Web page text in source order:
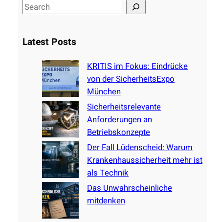
S
e
r
Latest Posts
KRITIS im Fokus: Eindrücke
von der SicherheitsExpo
München
Sicherheitsrelevante
Anforderungen an
Betriebskonzepte
Der Fall Lüdenscheid: Warum
Krankenhaussicherheit mehr ist
als Technik
Das Unwahrscheinliche
mitdenken